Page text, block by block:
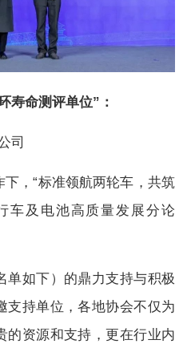
寿命测评单位”：
司
，“标准领航两轮车，共筑
车及电池高质量发展分论
如下）的鼎力支持与积极
支持单位，各地协会不仅为
的资源和支持，更在行业内